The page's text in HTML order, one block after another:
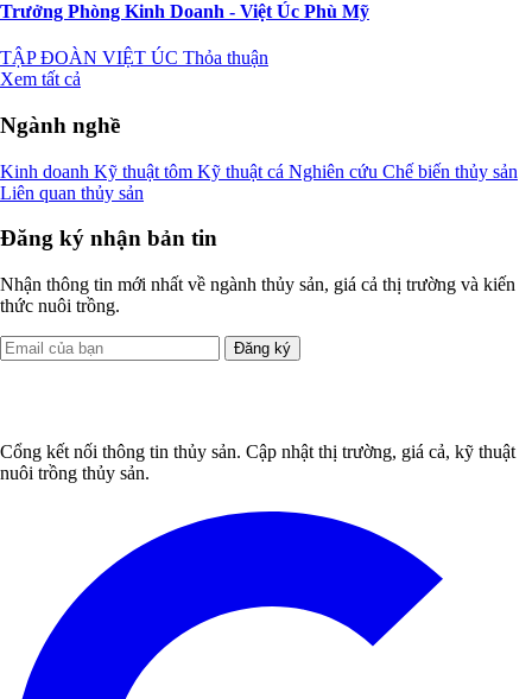
Trưởng Phòng Kinh Doanh - Việt Úc Phù Mỹ
TẬP ĐOÀN VIỆT ÚC Thỏa thuận
Xem tất cả
Ngành nghề
Kinh doanh Kỹ thuật tôm Kỹ thuật cá Nghiên cứu Chế biến thủy sản
Liên quan thủy sản
Đăng ký nhận bản tin
Nhận thông tin mới nhất về ngành thủy sản, giá cả thị trường và kiến
thức nuôi trồng.
Đăng ký
Cổng kết nối thông tin thủy sản. Cập nhật thị trường, giá cả, kỹ thuật
nuôi trồng thủy sản.